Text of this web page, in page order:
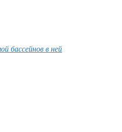
бассейнов в ней